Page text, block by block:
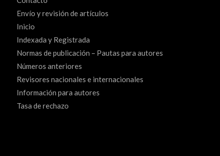
Envío y revisión de artículos
Inicio
Indexada y Registrada
Normas de publicación – Pautas para autores
Números anteriores
Revisores nacionales e internacionales
Información para autores
Tasa de rechazo